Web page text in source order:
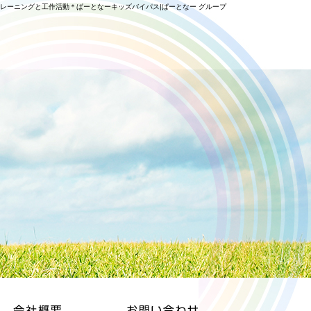
ーニングと工作活動＊ぱーとなーキッズバイパス|ぱーとなー グループ